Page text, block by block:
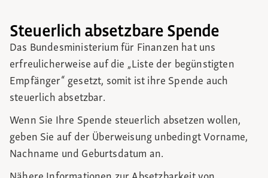
Steuerlich absetzbare Spende
Das Bundesministerium für Finanzen hat uns
erfreulicherweise auf die „Liste der begünstigten
Empfänger“ gesetzt, somit ist ihre Spende auch
steuerlich absetzbar.
Wenn Sie Ihre Spende steuerlich absetzen wollen,
geben Sie auf der Überweisung unbedingt Vorname,
Nachname und Geburtsdatum an.